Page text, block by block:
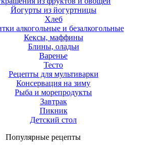
Йогурты из йогуртницы
Хлеб
алкогольные и безалкогольные
Кексы, маффины
Блины, оладьи
Варенье
Тесто
Рецепты для мультиварки
Консервация на зиму
Рыба и морепродукты
Завтрак
Пикник
Детский стол
Популярные рецепты